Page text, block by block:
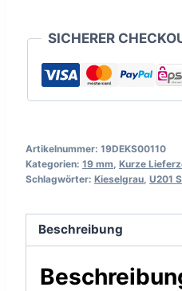
SICHERER
Artikelnummer: 19DEKS00110
Kategorien: 19 mm Kurze
Schlagwörter: Kieselgrau U201
Beschreibung